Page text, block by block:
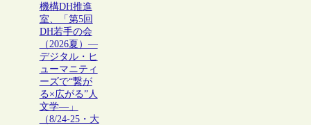
機構DH推進
室、「第5回
DH若手の会
（2026夏）―
デジタル・ヒ
ューマニティ
ーズで“繋が
る×広がる”人
文学―」
（8/24-25・大